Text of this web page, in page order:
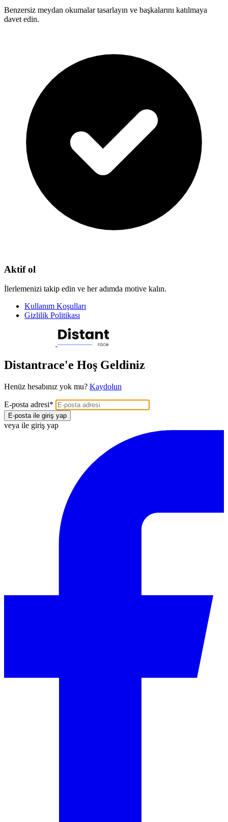
Benzersiz meydan okumalar tasarlayın ve başkalarını katılmaya
davet edin.
Aktif ol
İlerlemenizi takip edin ve her adımda motive kalın.
Kullanım Koşulları
Gizlilik Politikası
Distantrace'e Hoş Geldiniz
Henüz hesabınız yok mu? Kaydolun
E-posta adresi*
E-posta ile giriş yap
veya ile giriş yap